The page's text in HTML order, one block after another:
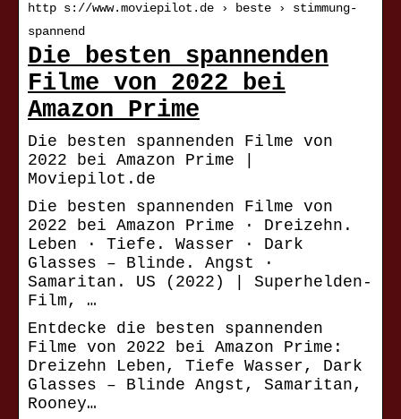
http s://www.moviepilot.de › beste › stimmung-
spannend
Die besten spannenden
Filme von 2022 bei
Amazon Prime
Die besten spannenden Filme von
2022 bei Amazon Prime |
Moviepilot.de
Die besten spannenden Filme von
2022 bei Amazon Prime · Dreizehn.
Leben · Tiefe. Wasser · Dark
Glasses – Blinde. Angst ·
Samaritan. US (2022) | Superhelden-
Film, …
Entdecke die besten spannenden
Filme von 2022 bei Amazon Prime:
Dreizehn Leben, Tiefe Wasser, Dark
Glasses – Blinde Angst, Samaritan,
Rooney…